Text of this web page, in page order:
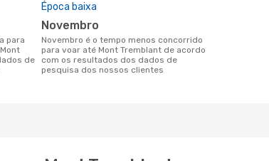
de
Época baixa
novembro
novembro é o tempo menos concorrido
para voar até Mont Tremblant de acordo
com os resultados dos dados de
pesquisa dos nossos clientes